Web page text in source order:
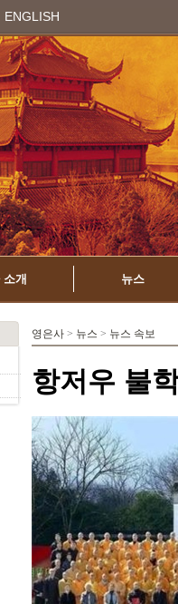
ENGLISH
소개 뉴스
영은사 > 뉴스 > 뉴스 속보
항저우 불